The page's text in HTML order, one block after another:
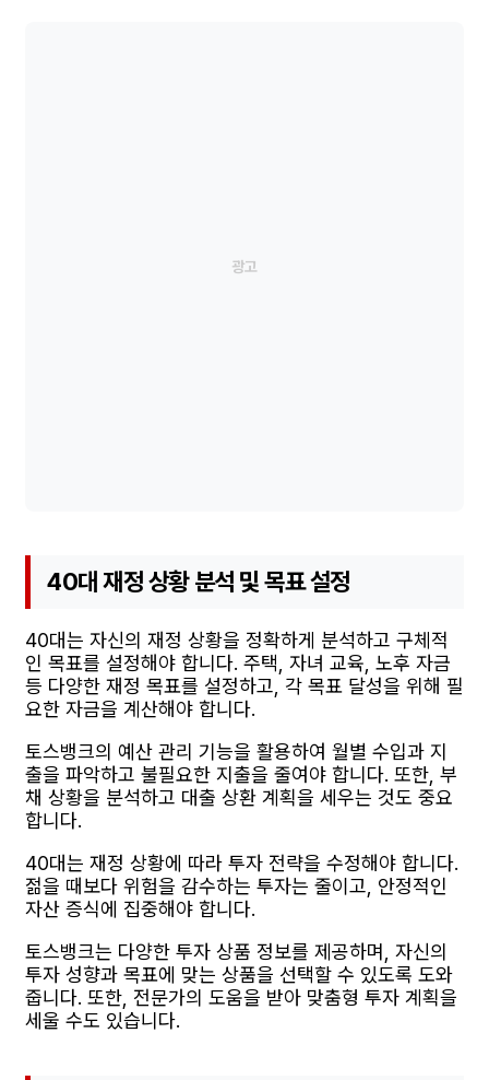
40대 재정 상황 분석 및 목표 설정
40대는 자신의 재정 상황을 정확하게 분석하고 구체적
인 목표를 설정해야 합니다. 주택, 자녀 교육, 노후 자금
등 다양한 재정 목표를 설정하고, 각 목표 달성을 위해 필
요한 자금을 계산해야 합니다.
토스뱅크의 예산 관리 기능을 활용하여 월별 수입과 지
출을 파악하고 불필요한 지출을 줄여야 합니다. 또한, 부
채 상황을 분석하고 대출 상환 계획을 세우는 것도 중요
합니다.
40대는 재정 상황에 따라 투자 전략을 수정해야 합니다.
젊을 때보다 위험을 감수하는 투자는 줄이고, 안정적인
자산 증식에 집중해야 합니다.
토스뱅크는 다양한 투자 상품 정보를 제공하며, 자신의
투자 성향과 목표에 맞는 상품을 선택할 수 있도록 도와
줍니다. 또한, 전문가의 도움을 받아 맞춤형 투자 계획을
세울 수도 있습니다.